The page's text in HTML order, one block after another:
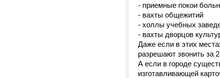
- приемные покои
- вахты общежитий
- холлы учебных
- вахты дворцов
Даже если в этих
разрешают звонить за
А если в городе
изготавливающей